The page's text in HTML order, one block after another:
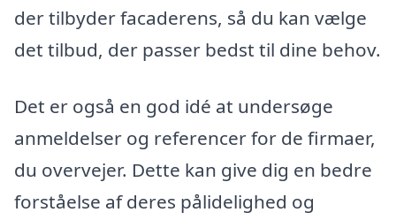
der tilbyder facaderens, så du kan vælge
det tilbud, der passer bedst til dine behov.
Det er også en god idé at undersøge
anmeldelser og referencer for de firmaer,
du overvejer. Dette kan give dig en bedre
forståelse af deres pålidelighed og